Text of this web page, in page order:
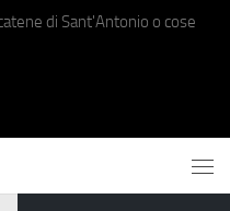
di Sant'Antonio o cose